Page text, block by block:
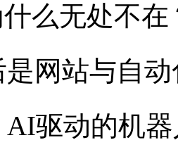
无处不在
网站与自
驱动的机